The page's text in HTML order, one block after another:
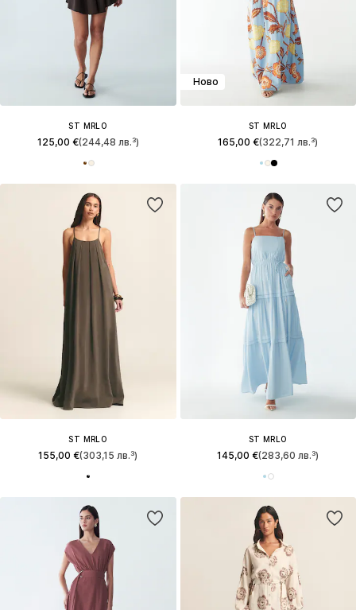
ST MRLO
125,00 €(244,48 лв.³)
Ново
ST MRLO
165,00 €(322,71 лв.³)
ST MRLO
155,00 €(303,15 лв.³)
ST MRLO
145,00 €(283,60 лв.³)